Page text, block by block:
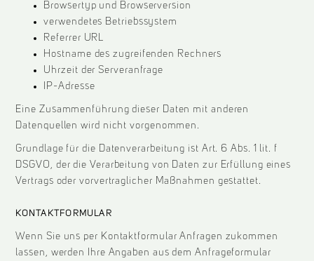
Browsertyp und Browserversion
verwendetes Betriebssystem
Referrer URL
Hostname des zugreifenden Rechners
Uhrzeit der Serveranfrage
IP-Adresse
Eine Zusammenführung dieser Daten mit anderen
Datenquellen wird nicht vorgenommen.
Grundlage für die Datenverarbeitung ist Art. 6 Abs. 1 lit. f
DSGVO, der die Verarbeitung von Daten zur Erfüllung eines
Vertrags oder vorvertraglicher Maßnahmen gestattet.
KONTAKTFORMULAR
Wenn Sie uns per Kontaktformular Anfragen zukommen
lassen, werden Ihre Angaben aus dem Anfrageformular